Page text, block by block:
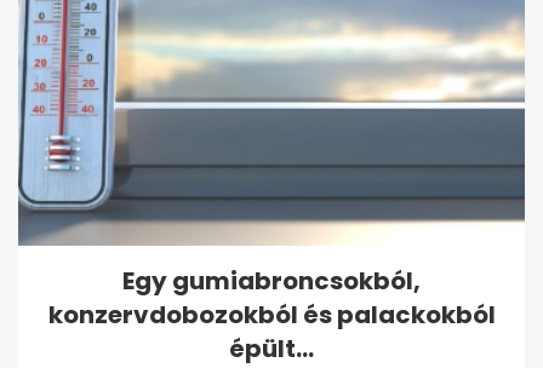
Egy gumiabroncsokból,
konzervdobozokból és palackokból
épült...